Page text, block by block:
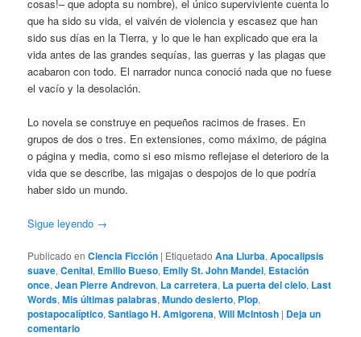
cosas!– que adopta su nombre), el único superviviente cuenta lo
que ha sido su vida, el vaivén de violencia y escasez que han
sido sus días en la Tierra, y lo que le han explicado que era la
vida antes de las grandes sequías, las guerras y las plagas que
acabaron con todo. El narrador nunca conoció nada que no fuese
el vacío y la desolación.
Lo novela se construye en pequeños racimos de frases. En
grupos de dos o tres. En extensiones, como máximo, de página
o página y media, como si eso mismo reflejase el deterioro de la
vida que se describe, las migajas o despojos de lo que podría
haber sido un mundo.
Sigue leyendo →
Publicado en Ciencia Ficción | Etiquetado Ana Llurba,Apocalipsis
suave,Cenital, Emilio Bueso, Emily St. John Mandel, Estación
once,Jean Pierre Andrevon, La carretera, La puerta del cielo, Last
Words,Mis últimas palabras,Mundo desierto, Plop,
postapocalíptico,Santiago H. Amigorena,Will McIntosh | Deja un
comentario